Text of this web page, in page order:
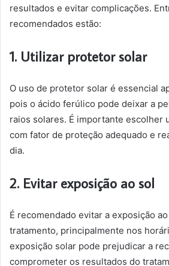
resultados e evitar complicações.
recomendados estão:
1. Utilizar protetor solar
O uso de protetor solar é essencial
pois o ácido ferúlico pode deixar a
raios solares. É importante escolher
com fator de proteção adequado e
dia.
2. Evitar exposição ao sol
É recomendado evitar a exposição
tratamento, principalmente nos
exposição solar pode prejudicar a
comprometer os resultados do